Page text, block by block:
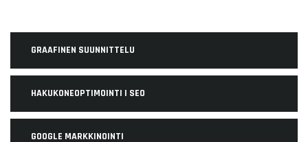
GRAAFINEN SUUNNITTELU
HAKUKONEOPTIMOINTI | SEO
GOOGLE MARKKINOINTI